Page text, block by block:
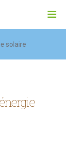
solaire